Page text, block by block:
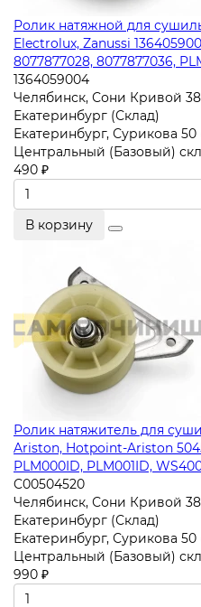
Ролик натяжной для
Electrolux, Zanussi
8077877028, 8077877036,
1364059004
Челябинск, Сони Кривой
Екатеринбург (Склад)
Екатеринбург, Сурикова 50
Центральный (Базовый)
490 ₽
В корзину
Ролик натяжитель для
Ariston, Hotpoint-Ariston
PLM000ID, PLM001ID,
C00504520
Челябинск, Сони Кривой
Екатеринбург (Склад)
Екатеринбург, Сурикова 50
Центральный (Базовый)
990 ₽